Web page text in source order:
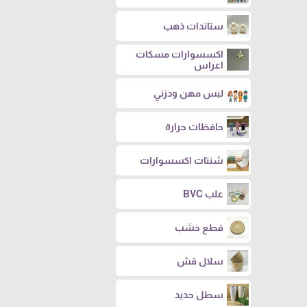
ستاندات ذهب
اكسسوارات مسكات
اعراس
لبس مهن ودزني
حافظات حرارة
شنتات اكسسوارات
علب BVC
قطع خشب
سلال قش
سطل حديد